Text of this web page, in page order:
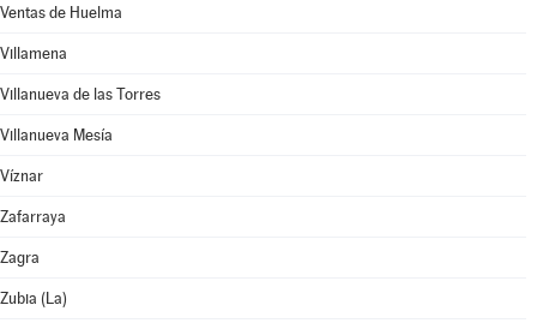
Ventas de Huelma
Villamena
Villanueva de las Torres
Villanueva Mesía
Víznar
Zafarraya
Zagra
Zubia (La)